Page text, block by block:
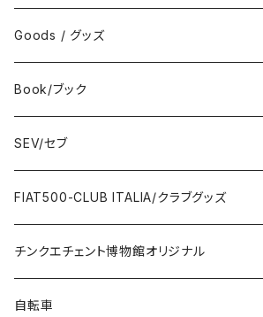
ABARTH
DeAGOSTINI
Giannini
FERRARI
LANCIA
AUTOBIANCHI
Wear / ウエア
Bag / バッグ
Towel / タオル
Wallet / 財布
Key Case / キーケース
Key Ring / キーリング
Goods / グッズ
Sticker / ステッカー
Badge / バッジ
Lunch box / ランチボックス
Flag / フラッグ
Ornament / 置物
Book/ブック
ABARTH/アバルト
KOIDESHIGEKANESHOUKAI/小出茂鐘商会
FIAT500/フィアット500
FIAT/フィアット
SEV/セブ
Automobile/自動車
Health/健康
FIAT500-CLUB ITALIA/クラブグッズ
Bag/バッグ
Sticker/ステッカー
チンクエチェント博物館オリジナル
Sticker / ステッカー
自転車